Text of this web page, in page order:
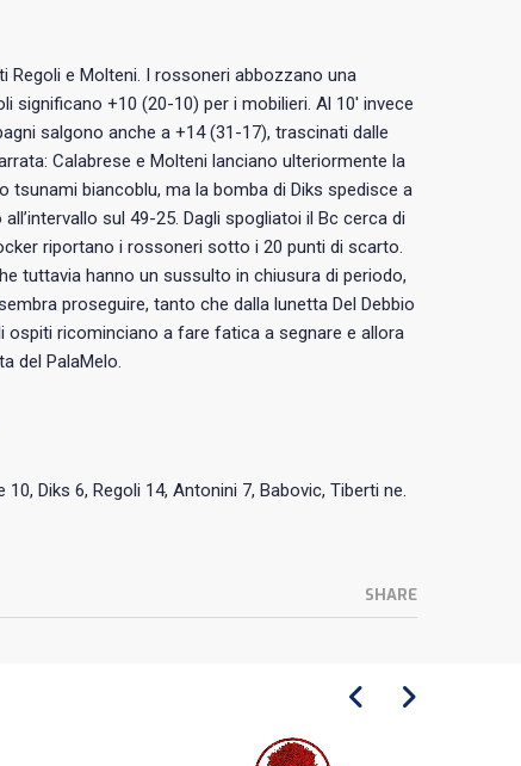
Regoli e Molteni. I rossoneri abbozzano una
significano +10 (20-10) per i mobilieri. Al 10′ invece
salgono anche a +14 (31-17), trascinati dalle
Calabrese e Molteni lanciano ulteriormente la
tsunami biancoblu, ma la bomba di Diks spedisce a
sul 49-25. Dagli spogliatoi il Bc cerca di
riportano i rossoneri sotto i 20 punti di scarto.
tuttavia hanno un sussulto in chiusura di periodo,
proseguire, tanto che dalla lunetta Del Debbio
ospiti ricominciano a fare fatica a segnare e allora
del PalaMelo.
Diks 6, Regoli 14, Antonini 7, Babovic, Tiberti ne.
SHARE